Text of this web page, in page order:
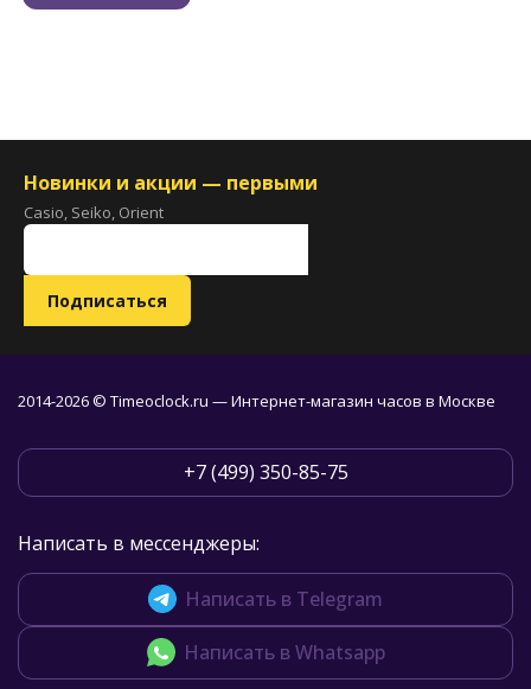
Новинки и акции — первыми
Casio, Seiko, Orient
2014-2026 © Timeoclock.ru — Интернет-магазин часов в Москве
+7 (499) 350-85-75
Написать в мессенджеры:
Написать в Telegram
Написать в Whatsapp